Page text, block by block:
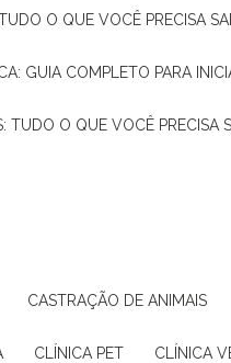
O QUE VOCÊ PRECISA
GUIA COMPLETO PARA
TUDO O QUE VOCÊ PRECISA
CASTRAÇÃO DE ANIMAIS
CLÍNICA PET CLÍNICA